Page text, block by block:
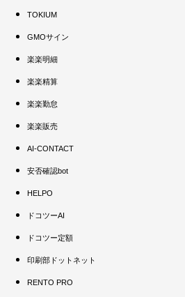
TOKIUM
GMOサイン
楽楽明細
楽楽精算
楽楽勤怠
楽楽販売
AI-CONTACT
安否確認bot
HELPO
ドコツーAI
ドコツー定額
印刷部ドットネット
RENTO PRO